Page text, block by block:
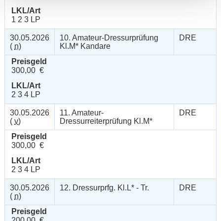
LKL/Art
1 2 3 LP
30.05.2026
( n)
10. Amateur-Dressurprüfung
Kl.M* Kandare
DRE
Preisgeld
300,00 €
LKL/Art
2 3 4 LP
30.05.2026
( v)
11. Amateur-
Dressurreiterprüfung Kl.M*
DRE
Preisgeld
300,00 €
LKL/Art
2 3 4 LP
30.05.2026
( n)
12. Dressurprfg. Kl.L* - Tr. DRE
Preisgeld